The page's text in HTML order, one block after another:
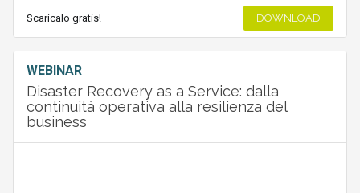
Scaricalo gratis! DOWNLOAD
WEBINAR
Disaster Recovery as a Service: dalla
continuità operativa alla resilienza del
business